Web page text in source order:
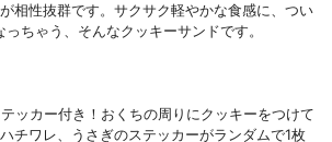
相性抜群です。サクサク軽やかな食感に、つい
ちゃう、そんなクッキーサンドです。
ッカー付き！おくちの周りにクッキーをつけて
チワレ、うさぎのステッカーがランダムで1枚